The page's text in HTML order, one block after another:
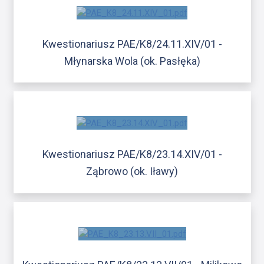
Kwestionariusz PAE/K8/24.11.XIV/01 -
Młynarska Wola (ok. Pasłęka)
Kwestionariusz PAE/K8/23.14.XIV/01 -
Ząbrowo (ok. Iławy)